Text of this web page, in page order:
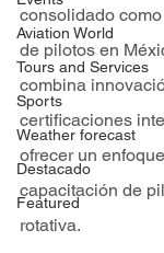
Aviation World
Tours and Services
Sports
Weather forecast
Destacado
Featured
consolidado
de pilotos en
combina
certificaciones
ofrecer un
capacitación de
rotativa.